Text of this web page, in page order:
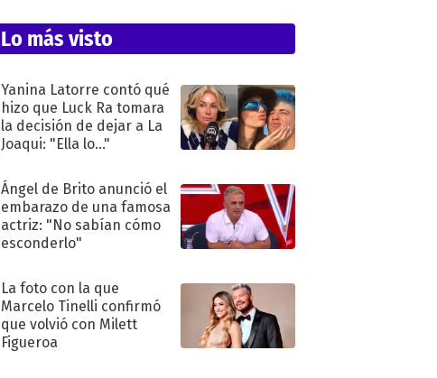
Lo más visto
Yanina Latorre contó qué
hizo que Luck Ra tomara
la decisión de dejar a La
Joaqui: "Ella lo..."
Ángel de Brito anunció el
embarazo de una famosa
actriz: "No sabían cómo
esconderlo"
La foto con la que
Marcelo Tinelli confirmó
que volvió con Milett
Figueroa